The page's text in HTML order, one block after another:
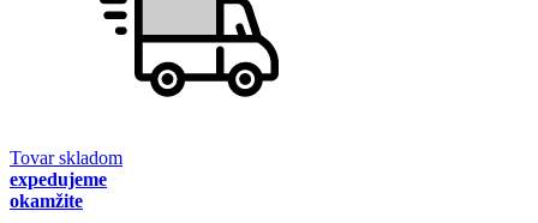
Tovar skladom
expedujeme
okamžite